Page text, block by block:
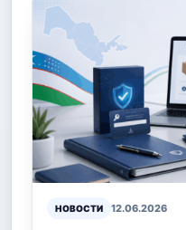
НОВОСТИ 12.06.2026